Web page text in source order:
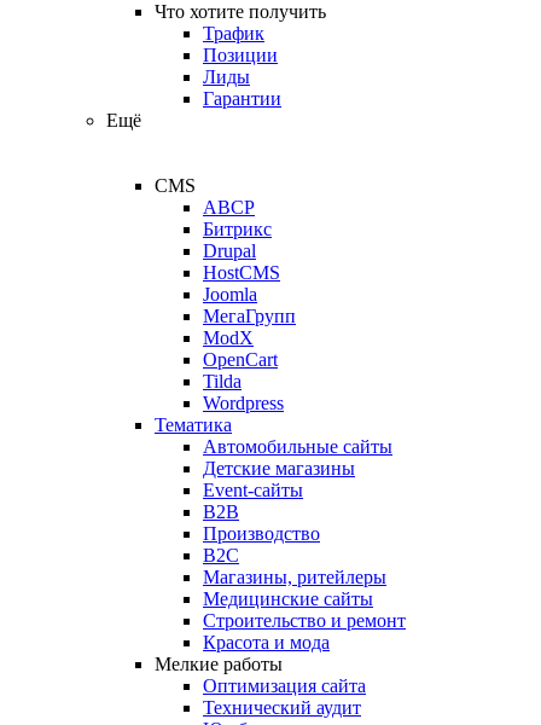
Что хотите получить
Трафик
Позиции
Лиды
Гарантии
Ещё
CMS
ABCP
Битрикс
Drupal
HostCMS
Joomla
МегаГрупп
ModX
OpenCart
Tilda
Wordpress
Тематика
Автомобильные сайты
Детские магазины
Event-сайты
B2B
Производство
B2C
Магазины, ритейлеры
Медицинские сайты
Строительство и ремонт
Красота и мода
Мелкие работы
Оптимизация сайта
Технический аудит